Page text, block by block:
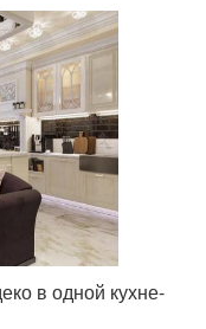
в одной кухне-